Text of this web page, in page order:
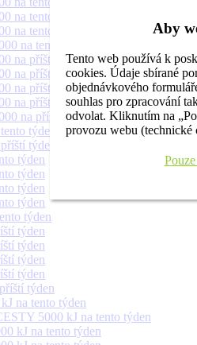
Aby
Tento web používá k
cookies. Údaje sbírané
objednávkového
souhlas pro zpracování
odvolat. Kliknutím na
provozu webu (technické
na tento týden
na tento týden
na tento týden
na příští týden
na příští týden
na příští týden
na příští týden
na příští týden
týden
týden
týden
týden
týden
týden
týden
týden
týden
týden
týden
týden
na tento týden
5000 kJ na tento týden
kJ na tento týden